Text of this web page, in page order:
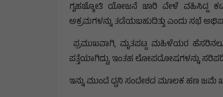
ಗೃಹಜ್ಯೋತಿ ಯೋಜನೆ ಜಾರಿ ವೇಳೆ ವಹಿಸಿದ್ದ
ಅಕ್ರಮಗಳನ್ನು ತಡೆಯಬಹುದಿತ್ತು ಎಂದು ಸಭೆ
ಪ್ರಮುಖವಾಗಿ, ಮೃತಪಟ್ಟ ಮಹಿಳೆಯರ
ಪತ್ತೆಯಾಗಿದ್ದು, ಇಂತಹ ಲೋಪದೋಷಗಳನ್ನು
ಇನ್ನು ಮುಂದೆ ಧ್ವನಿ ಸಂದೇಶದ ಮೂಲಕ ಹಣ ಜಮೆ